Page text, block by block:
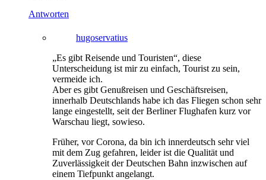
Antworten
hugoservatius
„Es gibt Reisende und Touristen“, diese
Unterscheidung ist mir zu einfach, Tourist zu sein,
vermeide ich.
Aber es gibt Genußreisen und Geschäftsreisen,
innerhalb Deutschlands habe ich das Fliegen schon sehr
lange eingestellt, seit der Berliner Flughafen kurz vor
Warschau liegt, sowieso.
Früher, vor Corona, da bin ich innerdeutsch sehr viel
mit dem Zug gefahren, leider ist die Qualität und
Zuverlässigkeit der Deutschen Bahn inzwischen auf
einem Tiefpunkt angelangt.